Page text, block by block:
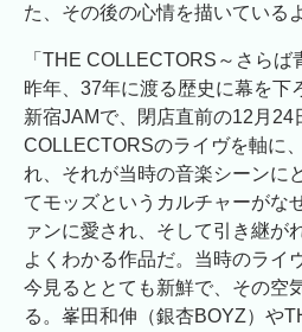
た、その後の心情を描いている
「THE COLLECTORS～さらば
昨年、37年に渡る歴史に幕を下
新宿JAMで、閉店直前の12月24
COLLECTORSのライヴを軸に
れ、それが当時の音楽シーンに
てモッズというカルチャーがな
ァンに愛され、そして引き継が
よくわかる作品だ。当時のライ
今見るととても新鮮で、その空
る。峯田和伸（銀杏BOYZ）や